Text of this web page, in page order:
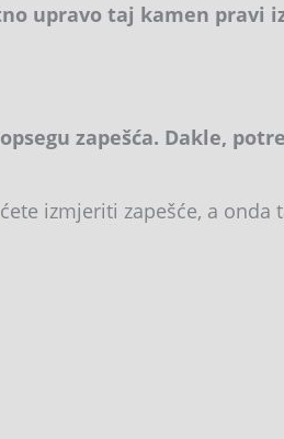
upravo taj kamen pravi
zapešća. Dakle,
izmjeriti zapešće, a onda